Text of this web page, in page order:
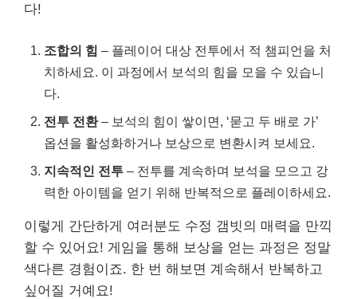
다!
조합의 힘 – 플레이어 대상 전투에서 적 챔피언을 처
치하세요. 이 과정에서 보석의 힘을 모을 수 있습니
다.
전투 전환– 보석의 힘이 쌓이면, ‘묻고 두 배로 가’
옵션을 활성화하거나 보상으로 변환시켜 보세요.
지속적인 전투 – 전투를 계속하며 보석을 모으고 강
력한 아이템을 얻기 위해 반복적으로 플레이하세요.
이렇게 간단하게 여러분도 수정 갬빗의 매력을 만끽
할 수 있어요! 게임을 통해 보상을 얻는 과정은 정말
색다른 경험이죠. 한 번 해보면 계속해서 반복하고
싶어질 거예요!